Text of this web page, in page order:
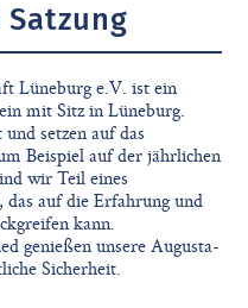
Lüneburg e.V. ist ein
mit Sitz in Lüneburg.
setzen auf das
Beispiel auf der jährlichen
wir Teil eines
das auf die Erfahrung und
kann.
genießen unsere Augusta-
Sicherheit.